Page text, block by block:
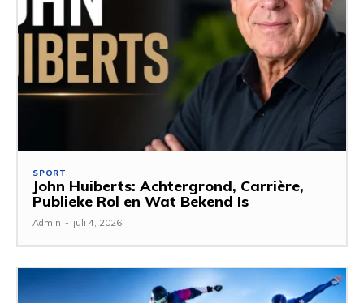
SPORT
John Huiberts: Achtergrond, Carrière,
Publieke Rol en Wat Bekend Is
Admin - juli 4, 2026